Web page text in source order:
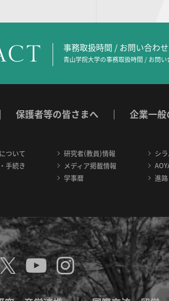
事務取扱時間 / お問い合わ
青山学院大学の事務取扱時間 / お問
保護者等の皆さまへ 企業一
ついて
手続き
研究者(教員)情報
メディア掲載情報
学事暦
シ
進